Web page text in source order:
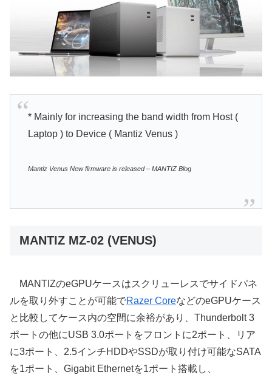
* Mainly for increasing the band width from Host (
Laptop ) to Device ( Mantiz Venus )
Mantiz Venus New firmware is released – MANTIZ Blog
MANTIZ MZ-02 (VENUS)
MANTIZのeGPUケースはスクリューレスでサイドパネ
ルを取り外すことが可能でRazer CoreなどのeGPUケース
と比較してケース内の空間に余裕があり、Thunderbolt 3
ポートの他にUSB 3.0ポートをフロントに2ポート、リア
に3ポート、2.5インチHDDやSSDが取り付け可能なSATA
を1ポート、Gigabit Ethernetを1ポート搭載し、